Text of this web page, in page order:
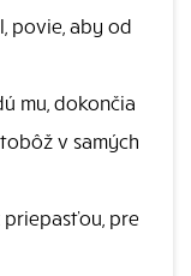
povie, aby od
mu, dokončia
v samých
priepasťou, pre